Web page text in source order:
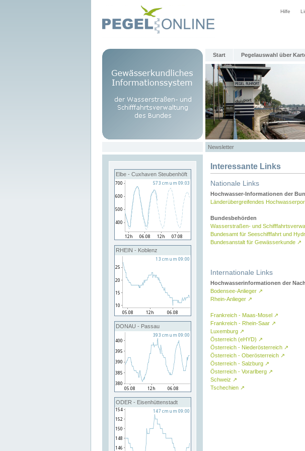
Hilfe
Start Pegelauswahl über
Newsletter
Elbe - Cuxhaven Steubenhöft
RHEIN - Koblenz
DONAU - Passau
ODER - Eisenhüttenstadt
Interessante Links
Nationale Links
Hochwasser-Informationen der
Länderübergreifendes
Bundesbehörden
Wasserstraßen- und
Bundesamt für Seeschifffahrt und
Bundesanstalt für Gewässerkunde ↗
Internationale Links
Hochwasserinformationen der
Bodensee-Anlieger ↗
Rhein-Anlieger ↗
Frankreich - Maas-Mosel ↗
Frankreich - Rhein-Saar ↗
Luxemburg ↗
Österreich (eHYD) ↗
Österreich - Niederösterreich ↗
Österreich - Oberösterreich ↗
Österreich - Salzburg ↗
Österreich - Vorarlberg ↗
Schweiz ↗
Tschechien ↗